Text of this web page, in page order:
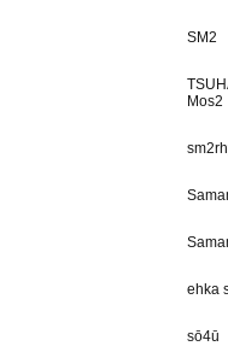
SM2
Mos2
ehka
sō4ū